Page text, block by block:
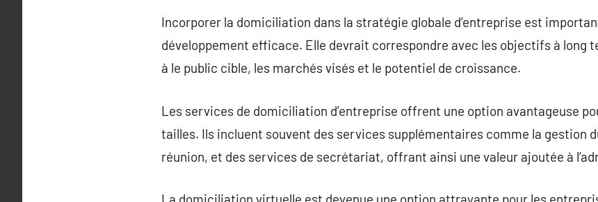
Incorporer la domiciliation dans la stratégie globale d’entreprise est
développement efficace. Elle devrait correspondre avec les objectifs à long
à le public cible, les marchés visés et le potentiel de croissance.
Les services de domiciliation d’entreprise offrent une option avantageuse
tailles. Ils incluent souvent des services supplémentaires comme la gestion
réunion, et des services de secrétariat, offrant ainsi une valeur ajoutée à